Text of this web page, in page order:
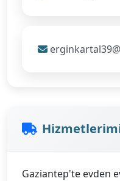
Gaziantep'te evden